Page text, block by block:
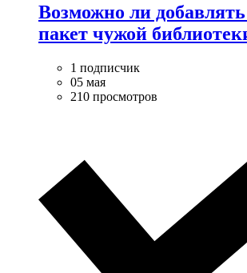
Возможно ли
пакет чужой
1 подписчик
05 мая
210 просмотров